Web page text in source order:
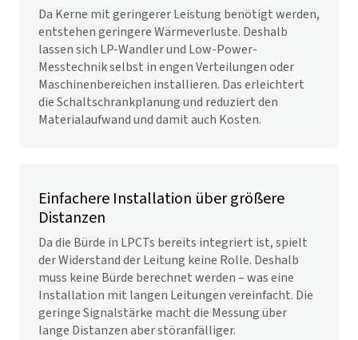
Da Kerne mit geringerer Leistung benötigt werden,
entstehen geringere Wärmeverluste. Deshalb
lassen sich LP-Wandler und Low-Power-
Messtechnik selbst in engen Verteilungen oder
Maschinenbereichen installieren. Das erleichtert
die Schaltschrankplanung und reduziert den
Materialaufwand und damit auch Kosten.
Einfachere Installation über größere
Distanzen
Da die Bürde in LPCTs bereits integriert ist, spielt
der Widerstand der Leitung keine Rolle. Deshalb
muss keine Bürde berechnet werden – was eine
Installation mit langen Leitungen vereinfacht. Die
geringe Signalstärke macht die Messung über
lange Distanzen aber störanfälliger.